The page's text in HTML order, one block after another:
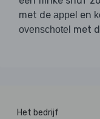
met de appel en
ovenschotel met
Het bedrijf